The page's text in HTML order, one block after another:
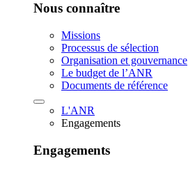
Nous connaître
Missions
Processus de sélection
Organisation et gouvernance
Le budget de l’ANR
Documents de référence
L'ANR
Engagements
Engagements